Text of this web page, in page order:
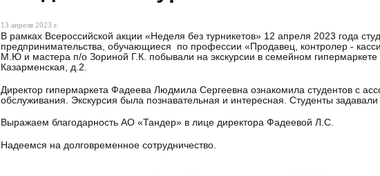
13 апреля 2023 г.
В рамках Всероссийской акции «Неделя без турникетов» 12 апреля 2023 года
предпринимательства, обучающиеся по профессии «Продавец, контролер -
М.Ю и мастера п/о Зориной Г.К. побывали на экскурсии в семейном гипермаркете
Казарменская, д.2.
Директор гипермаркета Фадеева Людмила Сергеевна ознакомила студентов с
обслуживания. Экскурсия была познавательная и интересная. Студенты задавали
Выражаем благодарность АО «Тандер» в лице директора Фадеевой Л.С.
Надеемся на долговременное сотрудничество.